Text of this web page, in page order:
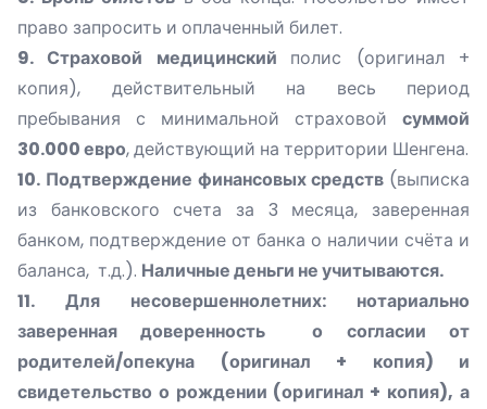
право запросить и оплаченный билет.
9. Страховой медицинский полис (оригинал +
копия), действительный на весь период
пребывания с минимальной страховой суммой
30.000 евро, действующий на территории Шенгена.
10. Подтверждение финансовых средств (выписка
из банковского счета за 3 месяца, заверенная
банком, подтверждение от банка о наличии счёта и
баланса, т.д.). Наличные деньги не учитываются.
11. Для несовершеннолетних: нотариально
заверенная доверенность о согласии от
родителей/опекуна (оригинал + копия) и
свидетельство о рождении (оригинал + копия), а